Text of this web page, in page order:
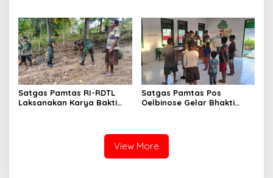
Satgas Pamtas RI-RDTL
Laksanakan Karya Bakti
Satgas Pamtas Pos
Oelbinose Gelar Bhakti
View More